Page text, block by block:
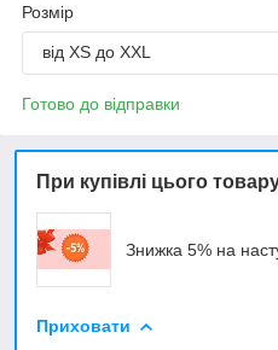
Розмір
від XS до XXL
Готово до відправки
При купівлі цього
Знижка 5% на
Приховати